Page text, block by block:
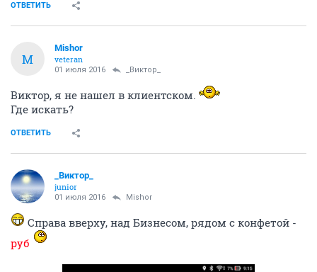
ОТВЕТИТЬ
M
Mishor
veteran
01 июля 2016 _Виктор_
Виктор, я не нашел в клиентском.
Где искать?
ОТВЕТИТЬ
_Виктор_
juniоr
01 июля 2016 Mishor
Справа вверху, над Бизнесом, рядом с конфетой -
руб